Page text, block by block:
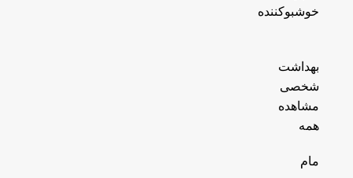
خوشبوکننده
بهداشت
شخصی
مشاهده
همه
مام